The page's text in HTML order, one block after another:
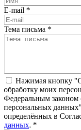
E-mail *
Тема письма *
Нажимая кнопку
обработку моих
Федеральным
персональных
определённых в
данных. *